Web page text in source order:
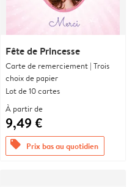
Fête de Princesse
Carte de remerciement | Trois
choix de papier
Lot de 10 cartes
À partir de
9,49 €
offers Prix bas au quotidien